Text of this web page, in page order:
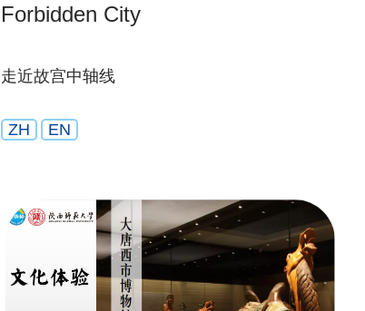
Forbidden City
走近故宫中轴线
ZH EN